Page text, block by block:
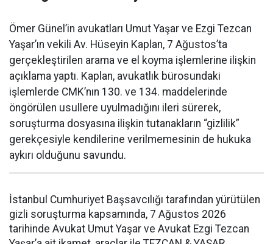
Ömer Günel’in avukatları Umut Yaşar ve Ezgi Tezcan
Yaşar’ın vekili Av. Hüseyin Kaplan, 7 Ağustos’ta
gerçekleştirilen arama ve el koyma işlemlerine ilişkin
açıklama yaptı. Kaplan, avukatlık bürosundaki
işlemlerde CMK’nın 130. ve 134. maddelerinde
öngörülen usullere uyulmadığını ileri sürerek,
soruşturma dosyasına ilişkin tutanakların “gizlilik”
gerekçesiyle kendilerine verilmemesinin de hukuka
aykırı olduğunu savundu.
İstanbul Cumhuriyet Başsavcılığı tarafından yürütülen
gizli soruşturma kapsamında, 7 Ağustos 2026
tarihinde Avukat Umut Yaşar ve Avukat Ezgi Tezcan